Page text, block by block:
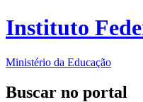
Instituto
Ministério da Educação
Buscar no portal